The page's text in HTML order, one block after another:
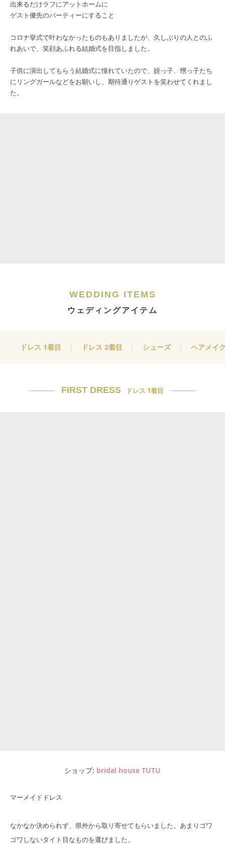
出来るだけラフにアットホームに
ゲスト優先のパーティーにすること
コロナ挙式で叶わなかったものもありましたが、久しぶりの人とのふ
れあいで、笑顔あふれる結婚式を目指しました。
子供に演出してもらう結婚式に憧れていたので、姪っ子、甥っ子たち
にリングガールなどをお願いし、期待通りゲストを笑わせてくれまし
た。
WEDDING ITEMS
ウェディングアイテム
ドレス 1着目 ドレス 2着目 シューズ ヘアメイ
FIRST DRESS ドレス 1着目
ショップ bridal house TUTU
マーメイドドレス
なかなか決められず、県外から取り寄せてもらいました。あまりゴワ
ゴワしないタイト目なものを選びました。